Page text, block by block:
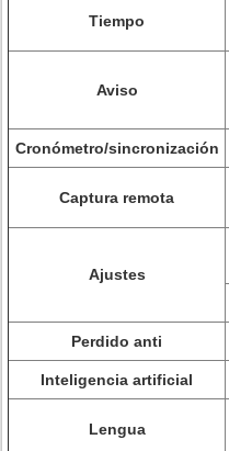
Tiempo
Aviso
Cronómetro/sincronización
Captura remota
Ajustes
Perdido anti
Inteligencia artificial
Lengua